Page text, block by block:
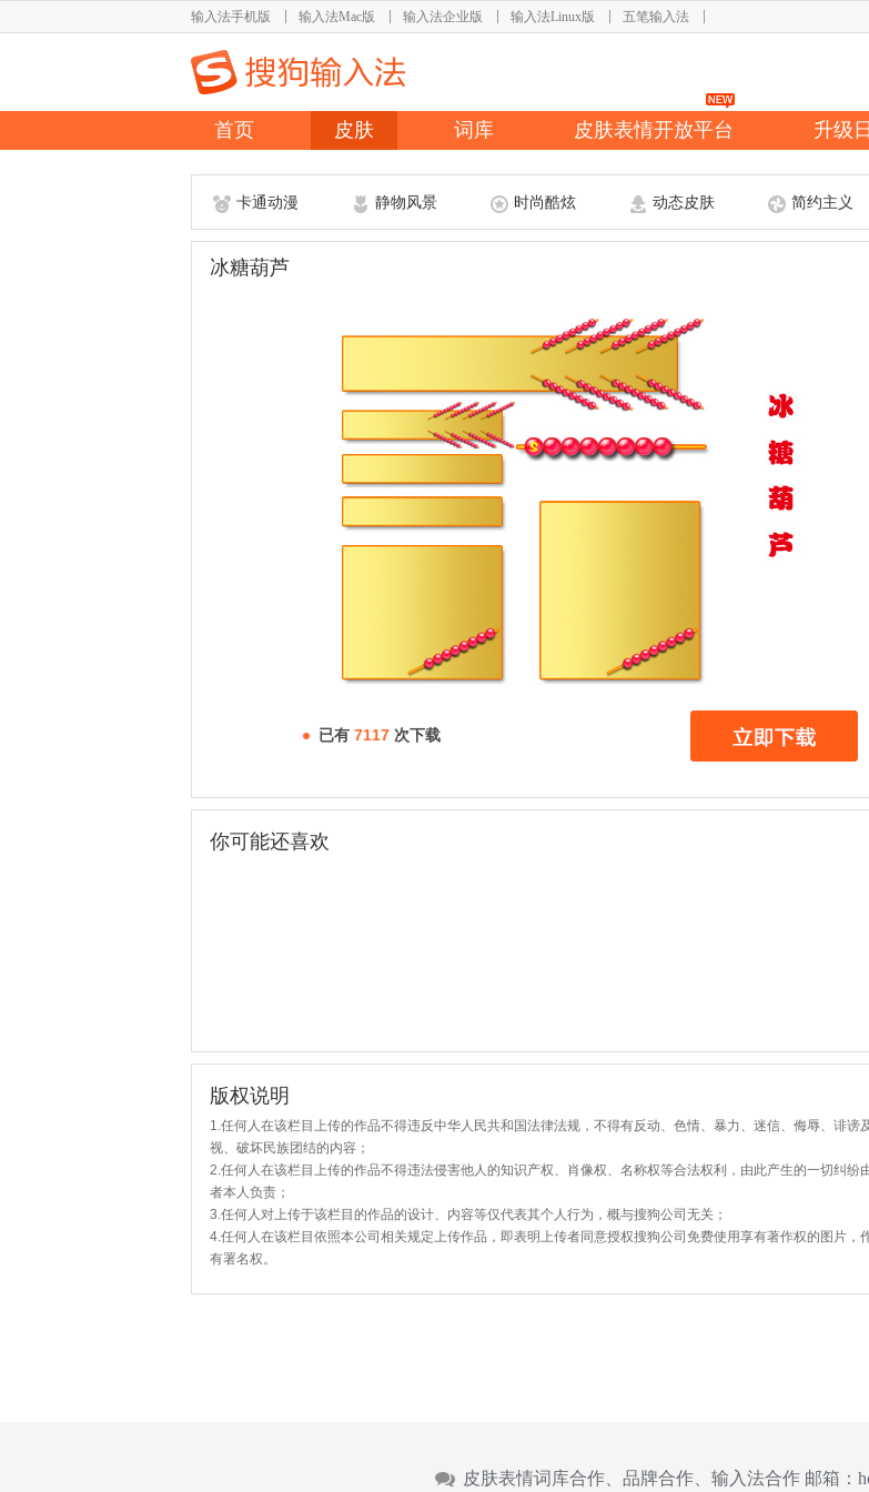
输入法手机版 输入法Mac版 输入法企业版 输入法Linux版 五笔输入法
首页 皮肤 词库 皮肤表情开放平台 升级
卡通动漫 静物风景 时尚酷炫 动态皮肤 简约主义
冰糖葫芦
已有 7117 次下载
你可能还喜欢
版权说明
1.任何人在该栏目上传的作品不得违反中华人民共和国法律法规，不得有反动、色情、暴力、迷信、侮辱、诽谤
视、破坏民族团结的内容；
2.任何人在该栏目上传的作品不得违法侵害他人的知识产权、肖像权、名称权等合法权利，由此产生的一切纠纷
者本人负责；
3.任何人对上传于该栏目的作品的设计、内容等仅代表其个人行为，概与搜狗公司无关；
4.任何人在该栏目依照本公司相关规定上传作品，即表明上传者同意授权搜狗公司免费使用享有著作权的图片，
有署名权。
皮肤表情词库合作、品牌合作、输入法合作 邮箱：